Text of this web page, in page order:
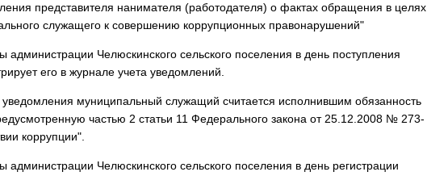
представителя нанимателя (работодателя) о фактах обращения в целях
служащего к совершению коррупционных правонарушений"
администрации Челюскинского сельского поселения в день поступления
его в журнале учета уведомлений.
муниципальный служащий считается исполнившим обязанность
частью 2 статьи 11 Федерального закона от 25.12.2008 № 273-
коррупции".
администрации Челюскинского сельского поселения в день регистрации